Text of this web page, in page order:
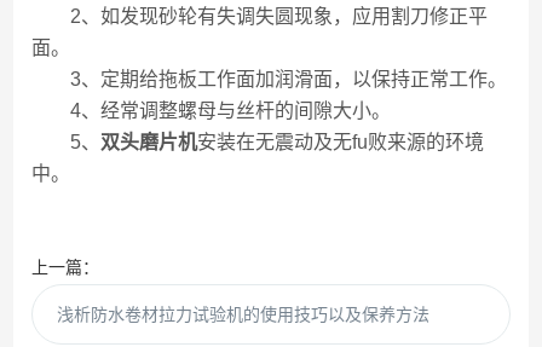
2、如发现砂轮有失调失圆现象，应用割刀修正平
面。
3、定期给拖板工作面加润滑面，以保持正常工作。
4、经常调整螺母与丝杆的间隙大小。
5、 双头磨片机安装在无震动及无fu败来源的环境
中。
上一篇：
浅析防水卷材拉力试验机的使用技巧以及保养方法